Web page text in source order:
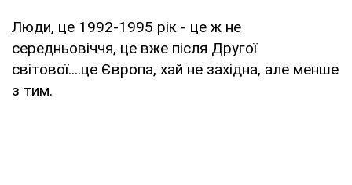
Люди, це 1992-1995 рік - це ж не
середньовіччя, це вже після Другої
світової....це Європа, хай не західна, але менше
з тим.